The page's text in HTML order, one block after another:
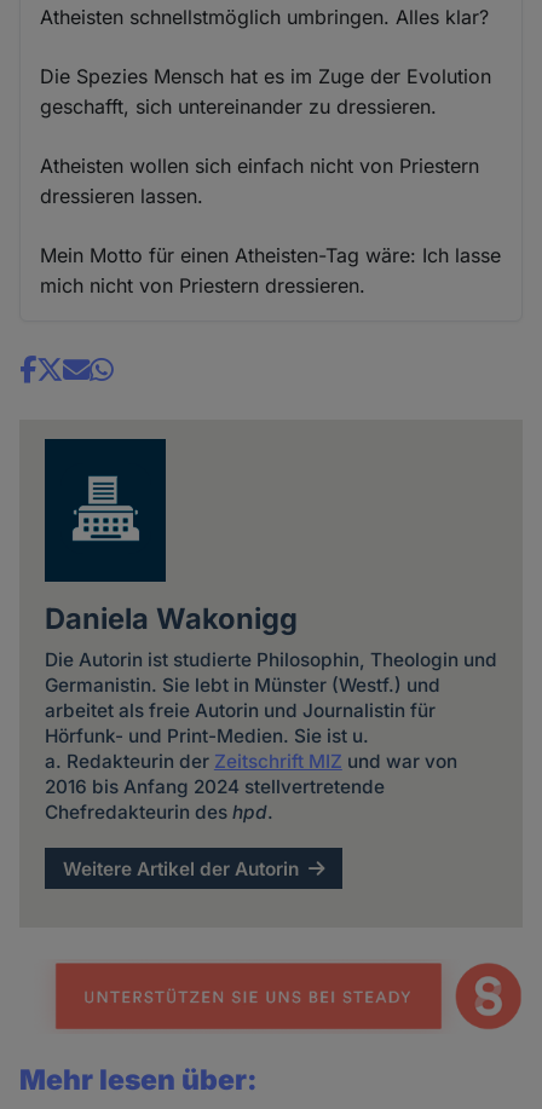
Atheisten schnellstmöglich umbringen. Alles klar?
Die Spezies Mensch hat es im Zuge der Evolution
geschafft, sich untereinander zu dressieren.
Atheisten wollen sich einfach nicht von Priestern
dressieren lassen.
Mein Motto für einen Atheisten-Tag wäre: Ich lasse
mich nicht von Priestern dressieren.
Share
Daniela Wakonigg
Die Autorin ist studierte Philosophin, Theologin und
Germanistin. Sie lebt in Münster (Westf.) und
arbeitet als freie Autorin und Journalistin für
Hörfunk- und Print-Medien. Sie ist u.
a. Redakteurin der Zeitschrift MIZ und war von
2016 bis Anfang 2024 stellvertretende
Chefredakteurin des hpd.
Weitere Artikel der Autorin
Mehr lesen über: